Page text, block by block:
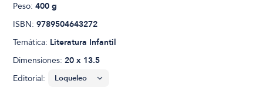
Peso:400 g
ISBN:9789504643272
Temática: Literatura Infantil
Dimensiones:20 x 13.5
Editorial: